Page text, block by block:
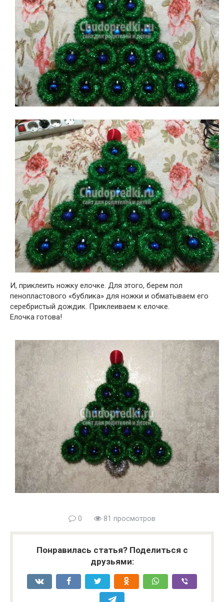
И, приклеить ножку елочке. Для этого, берем пол
пенопластового «бублика» для ножки и обматываем его
серебристый дождик. Приклеиваем к елочке.
Елочка готова!
0 81 просмотров
Понравилась статья? Поделиться с
друзьями: